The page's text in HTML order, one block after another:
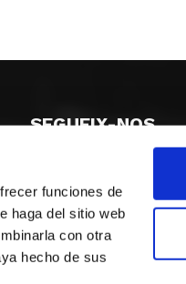
funciones de
haga del sitio web
con otra
hecho de sus
SEGUEIX-NOS